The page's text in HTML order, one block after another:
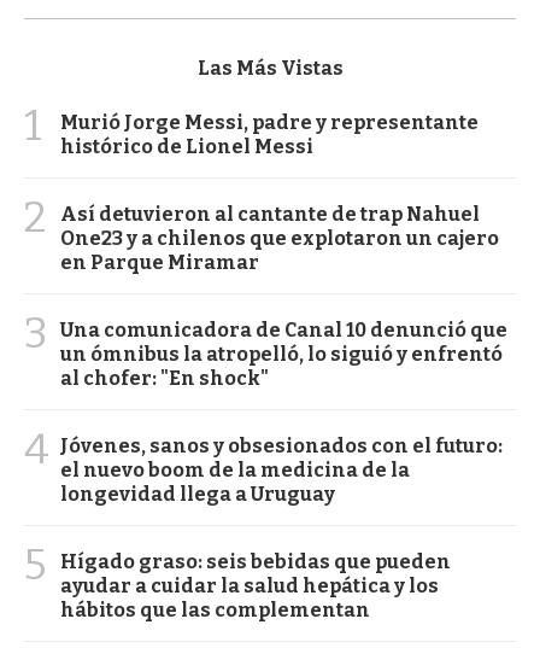
Las Más Vistas
1
Murió Jorge Messi, padre y representante
histórico de Lionel Messi
2
Así detuvieron al cantante de trap Nahuel
One23 y a chilenos que explotaron un cajero
en Parque Miramar
3
Una comunicadora de Canal 10 denunció que
un ómnibus la atropelló, lo siguió y enfrentó
al chofer: "En shock"
4 Jóvenes, sanos y obsesionados con el futuro:
el nuevo boom de la medicina de la
longevidad llega a Uruguay
5
Hígado graso: seis bebidas que pueden
ayudar a cuidar la salud hepática y los
hábitos que las complementan